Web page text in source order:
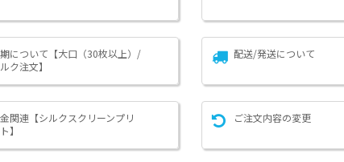
について【大口（30枚以上）/
ク注文】
配送/発送について
関連【シルクスクリーンプリ
】
ご注文内容の変更